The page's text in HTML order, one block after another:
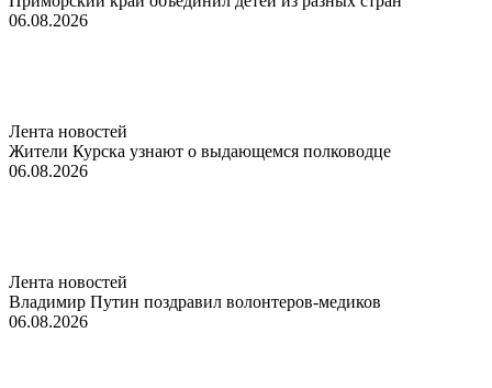
06.08.2026
Лента новостей
Жители Курска узнают о выдающемся полководце
06.08.2026
Лента новостей
Владимир Путин поздравил волонтеров-медиков
06.08.2026